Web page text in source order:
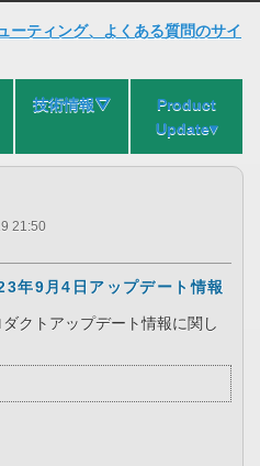
技術情報⛛
Product
Update▾
21:50
9月4日アップデート情報
クトアップデート情報に関し